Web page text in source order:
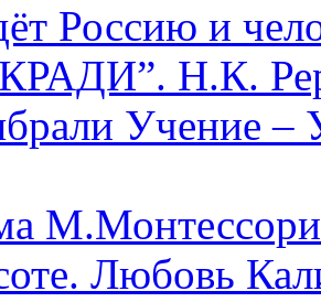
Россию и
Н.К.
Учение –
М.Монтессори
Любовь